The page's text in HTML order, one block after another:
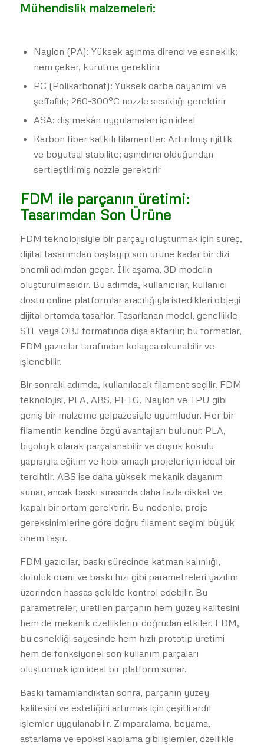
Mühendislik malzemeleri:
Naylon (PA): Yüksek aşınma direnci ve esneklik;
nem çeker, kurutma gerektirir
PC (Polikarbonat): Yüksek darbe dayanımı ve
şeffaflık; 260-300°C nozzle sıcaklığı gerektirir
ASA: dış mekân uygulamaları için ideal
Karbon fiber katkılı filamentler: Artırılmış rijitlik
ve boyutsal stabilite; aşındırıcı olduğundan
sertleştirilmiş nozzle gerektirir
FDM ile parçanın üretimi:
Tasarımdan Son Ürüne
FDM teknolojisiyle bir parçayı oluşturmak için süreç,
dijital tasarımdan başlayıp son ürüne kadar bir dizi
önemli adımdan geçer. İlk aşama, 3D modelin
oluşturulmasıdır. Bu adımda, kullanıcılar, kullanıcı
dostu online platformlar aracılığıyla istedikleri objeyi
dijital ortamda tasarlar. Tasarlanan model, genellikle
STL veya OBJ formatında dışa aktarılır; bu formatlar,
FDM yazıcılar tarafından kolayca okunabilir ve
işlenebilir.
Bir sonraki adımda, kullanılacak filament seçilir. FDM
teknolojisi, PLA, ABS, PETG, Naylon ve TPU gibi
geniş bir malzeme yelpazesiyle uyumludur. Her bir
filamentin kendine özgü avantajları bulunur: PLA,
biyolojik olarak parçalanabilir ve düşük kokulu
yapısıyla eğitim ve hobi amaçlı projeler için ideal bir
tercihtir. ABS ise daha yüksek mekanik dayanım
sunar, ancak baskı sırasında daha fazla dikkat ve
kapalı bir ortam gerektirir. Bu nedenle, proje
gereksinimlerine göre doğru filament seçimi büyük
önem taşır.
FDM yazıcılar, baskı sürecinde katman kalınlığı,
doluluk oranı ve baskı hızı gibi parametreleri yazılım
üzerinden hassas şekilde kontrol edebilir. Bu
parametreler, üretilen parçanın hem yüzey kalitesini
hem de mekanik özelliklerini doğrudan etkiler. FDM,
bu esnekliği sayesinde hem hızlı prototip üretimi
hem de fonksiyonel son kullanım parçaları
oluşturmak için ideal bir platform sunar.
Baskı tamamlandıktan sonra, parçanın yüzey
kalitesini ve estetiğini artırmak için çeşitli ardıl
işlemler uygulanabilir. Zımparalama, boyama,
astarlama ve epoksi kaplama gibi işlemler, özellikle